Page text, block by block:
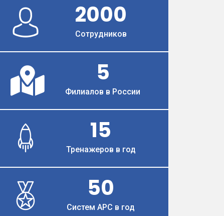
2000
Сотрудников
5
Филиалов в России
15
Тренажеров в год
50
Систем АРС в год